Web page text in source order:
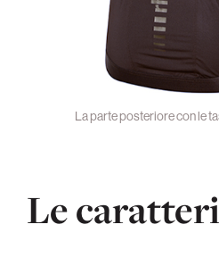
La parte posteriore con le
Le